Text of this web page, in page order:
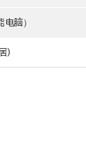
脑）
)